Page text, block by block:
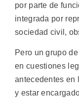
por parte de
integrada por
sociedad civil,
Pero un grupo
en cuestiones
antecedentes en
y estar